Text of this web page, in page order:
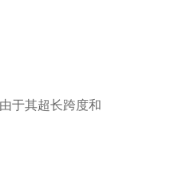
于其超长跨度和